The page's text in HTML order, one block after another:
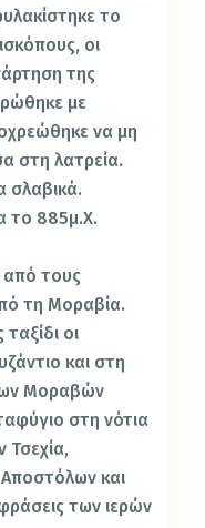
το
οι
της
με
να μη
στη λατρεία.
σλαβικά.
το 885μ.Χ.
από τους
τη Μοραβία.
οι
και στη
Μοραβών
στη νότια
Τσεχία,
και
των ιερών